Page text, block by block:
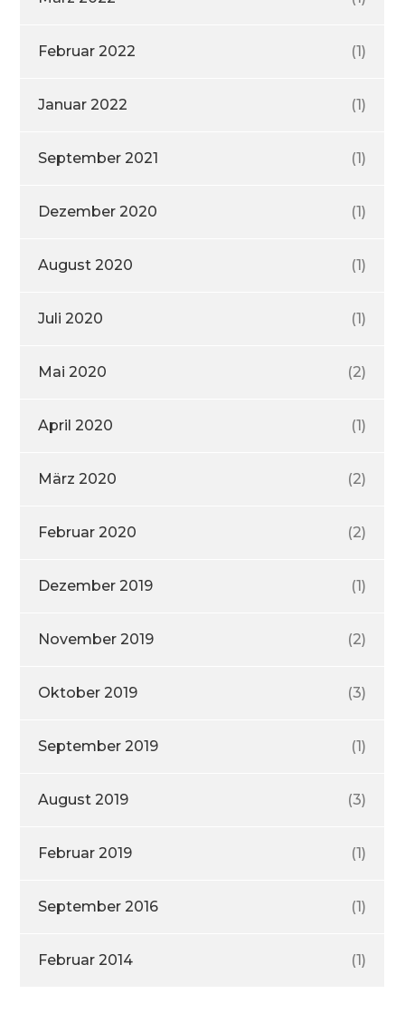
Februar 2022 (1)
Januar 2022 (1)
September 2021 (1)
Dezember 2020 (1)
August 2020 (1)
Juli 2020 (1)
Mai 2020 (2)
April 2020 (1)
März 2020 (2)
Februar 2020 (2)
Dezember 2019 (1)
November 2019 (2)
Oktober 2019 (3)
September 2019 (1)
August 2019 (3)
Februar 2019 (1)
September 2016 (1)
Februar 2014 (1)